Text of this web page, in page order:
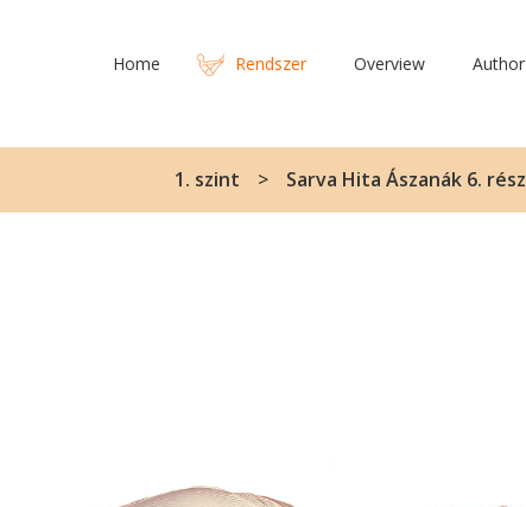
Home Rendszer Overview Author
1. szint Sarva Hita Ászanák 6. rész